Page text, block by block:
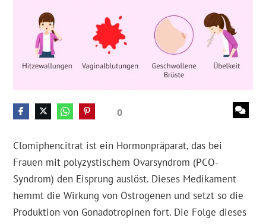
0
Clomiphencitrat ist ein Hormonpräparat, das bei
Frauen mit polyzystischem Ovarsyndrom (PCO-
Syndrom) den Eisprung auslöst. Dieses Medikament
hemmt die Wirkung von Östrogenen und setzt so die
Produktion von Gonadotropinen fort. Die Folge dieses